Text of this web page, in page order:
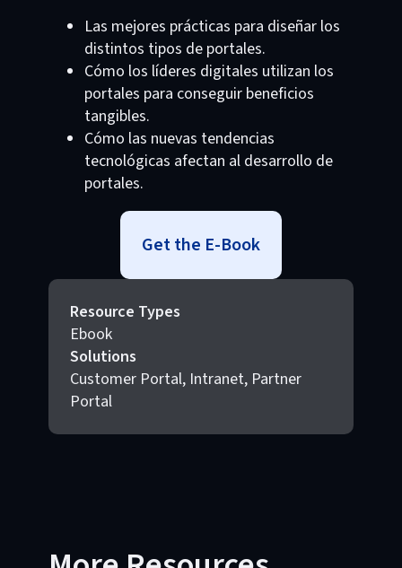
Las mejores prácticas para diseñar los
distintos tipos de portales.
Cómo los líderes digitales utilizan los
portales para conseguir beneficios
tangibles.
Cómo las nuevas tendencias
tecnológicas afectan al desarrollo de
portales.
Get the E-Book
Resource Types
Ebook
Solutions
Customer Portal, Intranet, Partner
Portal